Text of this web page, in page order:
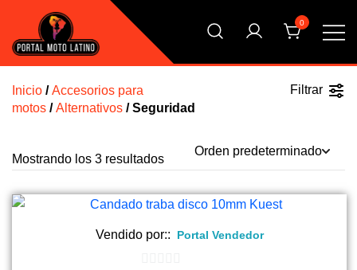
contenido
Argentina
El Primer Shopping Multi Comercios de la Moto Online
0
Filtrar
Inicio /Accesorios para
motos /Alternativos / Seguridad
Mostrando los 3 resultados
Vendido por:: Portal Vendedor